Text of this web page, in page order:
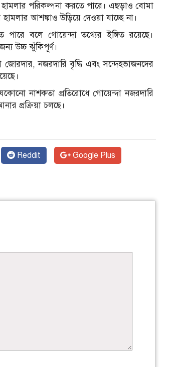
হামলার পরিকল্পনা করতে পারে। এছড়াও বোমা
হামলার আশঙ্কাও উড়িয়ে দেওয়া যাচ্ছে না।
পারে বলে গোয়েন্দা তথ্যের ইঙ্গিত রয়েছে।
উচ্চ ঝুঁকিপূর্ণ।
জোরদার, নজরদারি বৃদ্ধি এবং সন্দেহভাজনদের
নাশকতা প্রতিরোধে গোয়েন্দা নজরদারি
প্রক্রিয়া চলছে।
Reddit Google Plus